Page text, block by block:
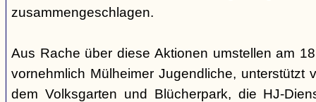
zusammengeschlagen.
Aus Rache über diese Aktionen umstellen am
vornehmlich Mülheimer Jugendliche, unterstützt
dem Volksgarten und Blücherpark, die HJ-